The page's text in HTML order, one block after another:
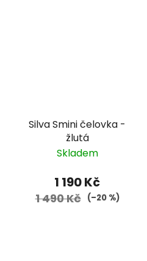
Silva Smini čelovka -
žlutá
Skladem
1 190 Kč
1 490 Kč (–20 %)